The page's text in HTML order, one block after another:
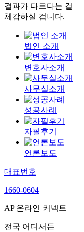
결과가 다르다는 걸
체감하실 겁니다.
법인 소개
변호사소개
사무실소개
성공사례
자필후기
언론보도
대표번호
1660-0604
AP 온라인 커넥트
전국 어디서든